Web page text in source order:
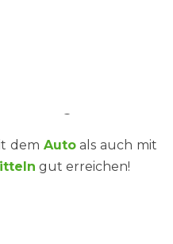
dem Autoals auch mit
gut erreichen!